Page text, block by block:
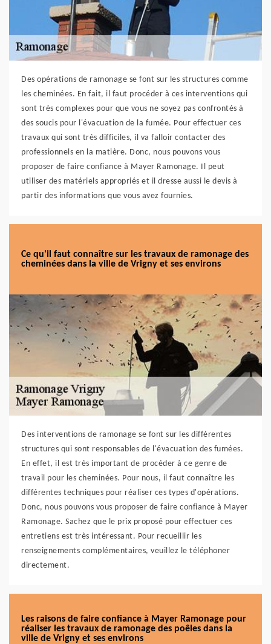
Des opérations de ramonage se font sur les structures comme
les cheminées. En fait, il faut procéder à ces interventions qui
sont très complexes pour que vous ne soyez pas confrontés à
des soucis pour l'évacuation de la fumée. Pour effectuer ces
travaux qui sont très difficiles, il va falloir contacter des
professionnels en la matière. Donc, nous pouvons vous
proposer de faire confiance à Mayer Ramonage. Il peut
utiliser des matériels appropriés et il dresse aussi le devis à
partir des informations que vous avez fournies.
Ce qu'il faut connaître sur les travaux de ramonage des
cheminées dans la ville de Vrigny et ses environs
Des interventions de ramonage se font sur les différentes
structures qui sont responsables de l'évacuation des fumées.
En effet, il est très important de procéder à ce genre de
travail pour les cheminées. Pour nous, il faut connaître les
différentes techniques pour réaliser ces types d'opérations.
Donc, nous pouvons vous proposer de faire confiance à Mayer
Ramonage. Sachez que le prix proposé pour effectuer ces
entretiens est très intéressant. Pour recueillir les
renseignements complémentaires, veuillez le téléphoner
directement.
Les raisons de faire confiance à Mayer Ramonage pour
réaliser les travaux de ramonage des poêles dans la
ville de Vrigny et ses environs